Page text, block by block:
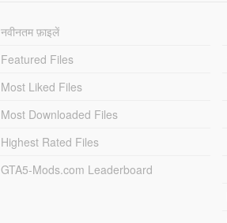
नवीनतम फ़ाइलें
Featured Files
Most Liked Files
Most Downloaded Files
Highest Rated Files
GTA5-Mods.com Leaderboard